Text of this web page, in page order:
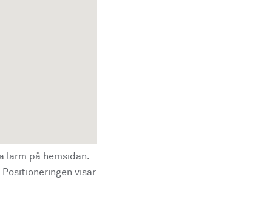
larm på hemsidan.
visar